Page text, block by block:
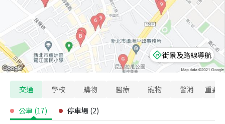
街景及路線導航
交通 學校 購物 醫療 寵物 警消 重要
公車 (17) 停車場 (2)